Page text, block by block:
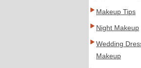
Makeup Tips
Night Makeup
Wedding
Makeup